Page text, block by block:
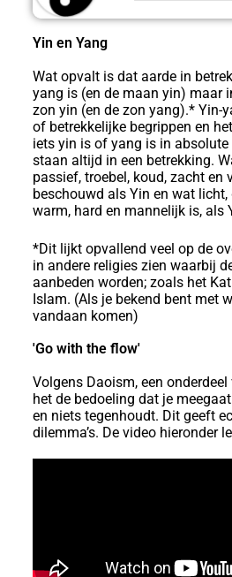
Yin en Yang
Wat opvalt is dat aarde in
yang is (en de maan yin) maar
zon yin (en de zon yang).* Yin-
of betrekkelijke begrippen en
iets yin is of yang is in absolute
staan altijd in een betrekking.
passief, troebel, koud, zacht en
beschouwd als Yin en wat licht,
warm, hard en mannelijk is, als
*Dit lijkt opvallend veel op de
in andere religies zien waarbij
aanbeden worden; zoals het
Islam. (Als je bekend bent met
vandaan komen)
'Go with the flow'
Volgens Daoism, een
het de bedoeling dat je
en niets tegenhoudt. Dit geeft
dilemma’s. De video hieronder